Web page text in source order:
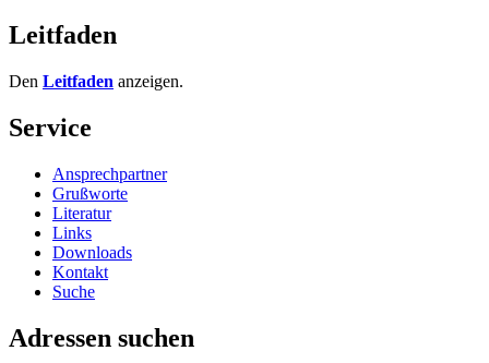
Leitfaden
Den Leitfaden anzeigen.
Service
Ansprechpartner
Grußworte
Literatur
Links
Downloads
Kontakt
Suche
Adressen suchen